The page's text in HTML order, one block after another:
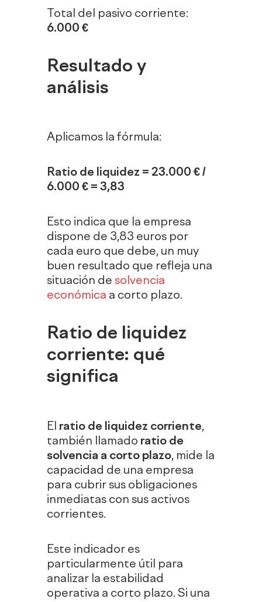
Total del pasivo corriente:
6.000 €
Resultado y
análisis
Aplicamos la fórmula:
Ratio de liquidez = 23.000 € /
6.000 € = 3,83
Esto indica que la empresa
dispone de 3,83 euros por
cada euro que debe, un muy
buen resultado que refleja una
situación de solvencia
económica a corto plazo.
Ratio de liquidez
corriente: qué
significa
El ratio de liquidez corriente,
también llamado ratio de
solvencia a corto plazo, mide la
capacidad de una empresa
para cubrir sus obligaciones
inmediatas con sus activos
corrientes.
Este indicador es
particularmente útil para
analizar la estabilidad
operativa a corto plazo. Si una